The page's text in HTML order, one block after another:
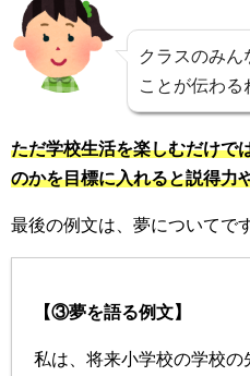
クラスのみん
ことが伝わる
ただ学校生活を楽しむだけで
のかを目標に入れると説得力
最後の例文は、夢についてです
【③夢を語る例文】
私は、将来小学校の学校